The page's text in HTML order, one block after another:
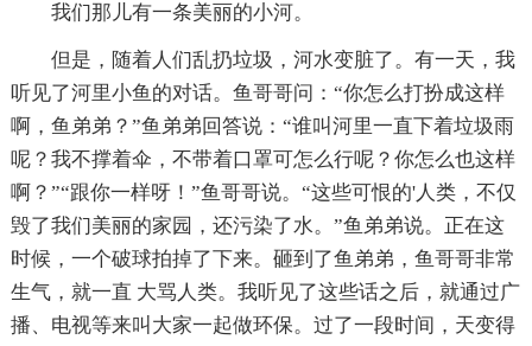
我们那儿有一条美丽的小河。
但是，随着人们乱扔垃圾，河水变脏了。有一天，我
听见了河里小鱼的对话。鱼哥哥问：“你怎么打扮成这样
啊，鱼弟弟？”鱼弟弟回答说：“谁叫河里一直下着垃圾雨
呢？我不撑着伞，不带着口罩可怎么行呢？你怎么也这样
啊？”“跟你一样呀！”鱼哥哥说。“这些可恨的'人类，不仅
毁了我们美丽的家园，还污染了水。”鱼弟弟说。正在这
时候，一个破球拍掉了下来。砸到了鱼弟弟，鱼哥哥非常
生气，就一直 大骂人类。我听见了这些话之后，就通过广
播、电视等来叫大家一起做环保。过了一段时间，天变得